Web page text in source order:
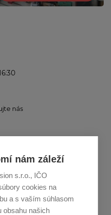
nám záleží
s.r.o., IČO
cookies na
a s vaším súhlasom
obsahu našich
nás